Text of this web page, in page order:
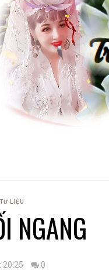
LIỆU
NGANG
20:25 0